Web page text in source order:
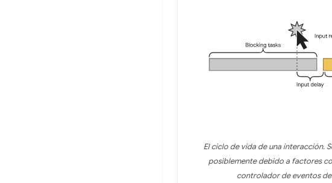
El ciclo de vida de una interacción.
posiblemente debido a factores
controlador de eventos